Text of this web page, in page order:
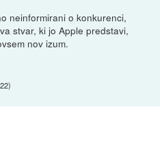
neinformirani o konkurenci,
stvar, ki jo Apple predstavi,
nov izum.
)